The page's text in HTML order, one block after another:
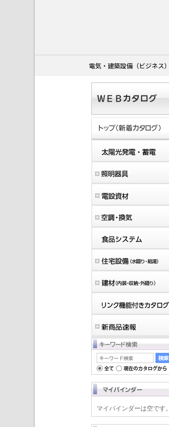
電気・建築設備（ビジネス）
マイバインダーは空です。